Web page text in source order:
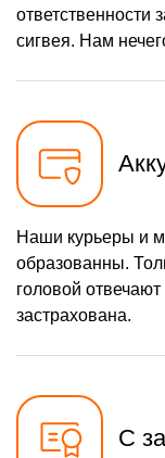
ответственности
сигвея. Нам
Наши курьеры и
образованны.
головой
застрахована.
С